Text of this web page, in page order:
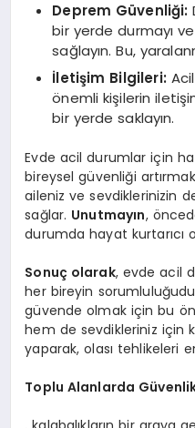
Deprem Güvenliği:
bir yerde durmayı
sağlayın. Bu,
İletişim Bilgileri:
önemli kişilerin
bir yerde saklayın.
Evde acil durumlar için
bireysel güvenliği
aileniz ve sevdiklerinizin
sağlar. Unutmayın,
durumda hayat kurtarıcı
Sonuç olarak, evde acil
her bireyin
güvende olmak için bu
hem de sevdikleriniz için
yaparak, olası tehlikeleri
Toplu Alanlarda